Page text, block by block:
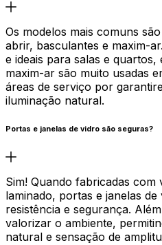
Os modelos mais comuns
abrir, basculantes e maxim-
e ideais para salas e
maxim-ar são muito usadas
áreas de serviço por
iluminação natural.
Portas e janelas de vidro são seguras?
Sim! Quando fabricadas
laminado, portas e janelas
resistência e segurança.
valorizar o ambiente,
natural e sensação de